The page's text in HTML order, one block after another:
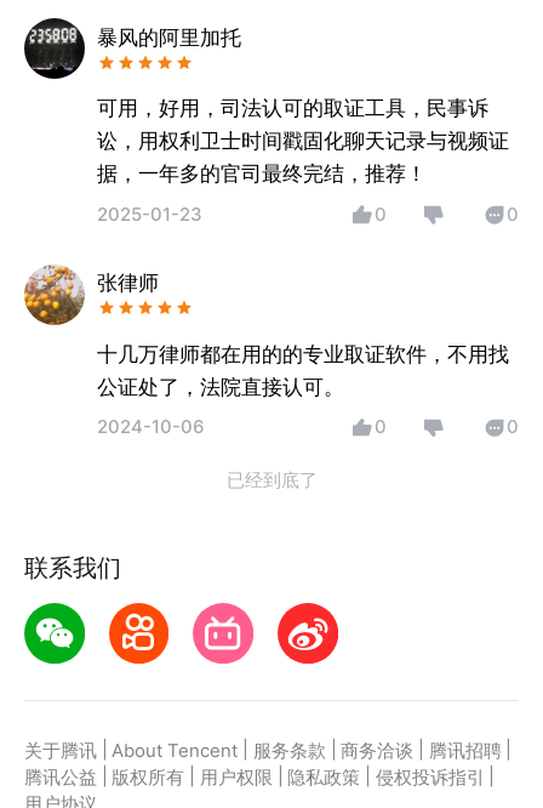
暴风的阿里加托
可用，好用，司法认可的取证工具，民事诉
讼，用权利卫士时间戳固化聊天记录与视频证
据，一年多的官司最终完结，推荐！
2025-01-23 0 0
张律师
十几万律师都在用的的专业取证软件，不用找
公证处了，法院直接认可。
2024-10-06 0 0
已经到底了
联系我们
关于腾讯 About Tencent 服务条款 商务洽谈 腾讯招聘
腾讯公益
版权所有 用户权限 隐私政策 侵权投诉指引